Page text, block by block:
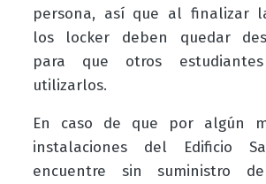
persona, así que al finalizar
los locker deben quedar
para que otros
utilizarlos.
En caso de que por algún
instalaciones del Edificio
encuentre sin suministro